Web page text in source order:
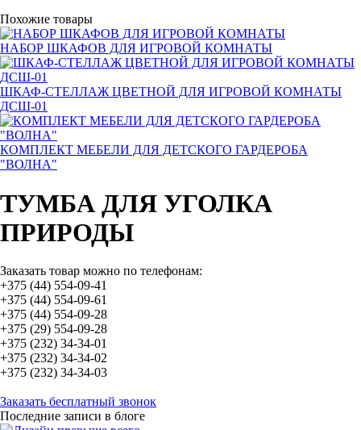
Похожие товары
НАБОР ШКАФОВ ДЛЯ ИГРОВОЙ КОМНАТЫ
ШКАФ-СТЕЛЛАЖ ЦВЕТНОЙ ДЛЯ ИГРОВОЙ КОМНАТЫ
ДСШ-01
КОМПЛЕКТ МЕБЕЛИ ДЛЯ ДЕТСКОГО ГАРДЕРОБА
"ВОЛНА"
ТУМБА ДЛЯ УГОЛКА
ПРИРОДЫ
Заказать товар можно по телефонам:
+375 (44) 554-09-41
+375 (44) 554-09-61
+375 (44) 554-09-28
+375 (29) 554-09-28
+375 (232) 34-34-01
+375 (232) 34-34-02
+375 (232) 34-34-03
Заказать бесплатный звонок
Последние записи в блоге